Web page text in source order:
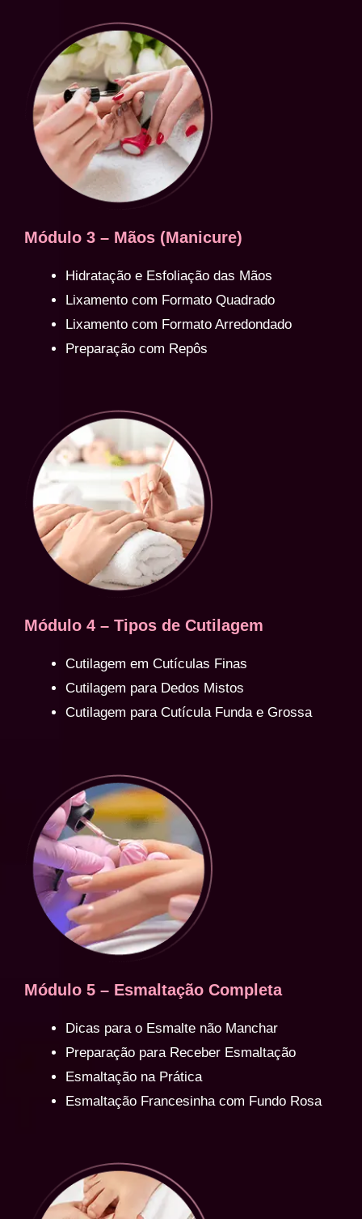
Módulo 3 – Mãos (Manicure)
Hidratação e Esfoliação das Mãos
Lixamento com Formato Quadrado
Lixamento com Formato Arredondado
Preparação com Repôs
Módulo 4 – Tipos de Cutilagem
Cutilagem em Cutículas Finas
Cutilagem para Dedos Mistos
Cutilagem para Cutícula Funda e Grossa
Módulo 5 – Esmaltação Completa
Dicas para o Esmalte não Manchar
Preparação para Receber Esmaltação
Esmaltação na Prática
Esmaltação Francesinha com Fundo Rosa